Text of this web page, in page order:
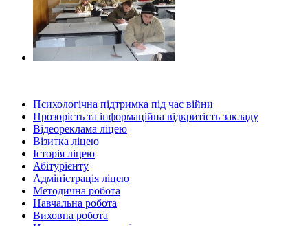
Психологічна підтримка під час війни
Прозорість та інформаційна відкритість закладу
Відеореклама ліцею
Візитка ліцею
Історія ліцею
Абітурієнту
Адміністрація ліцею
Методична робота
Навчальна робота
Виховна робота